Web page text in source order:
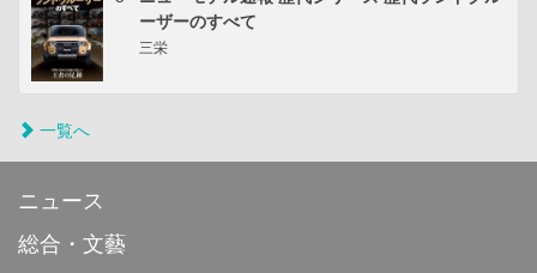
ーザーのすべて
三栄
一覧へ
ニュース
総合・文藝